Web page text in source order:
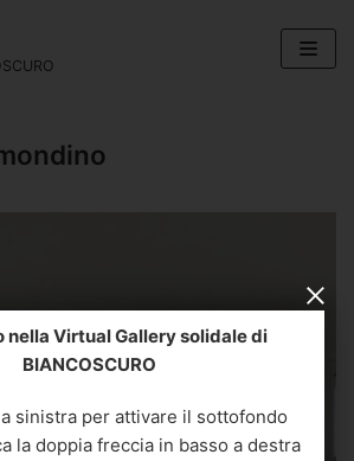
per visualizzare la biografia ed i contatti
nella Virtual Gallery solidale di
BIANCOSCURO
sinistra per attivare il sottofondo
la doppia freccia in basso a destra